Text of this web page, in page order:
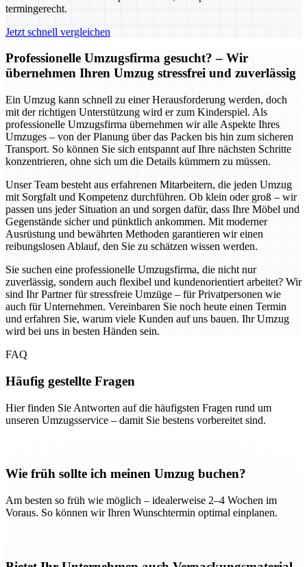
termingerecht.
Jetzt schnell vergleichen
Professionelle Umzugsfirma gesucht? – Wir
übernehmen Ihren Umzug stressfrei und zuverlässig
Ein Umzug kann schnell zu einer Herausforderung werden, doch
mit der richtigen Unterstützung wird er zum Kinderspiel. Als
professionelle Umzugsfirma übernehmen wir alle Aspekte Ihres
Umzuges – von der Planung über das Packen bis hin zum sicheren
Transport. So können Sie sich entspannt auf Ihre nächsten Schritte
konzentrieren, ohne sich um die Details kümmern zu müssen.
Unser Team besteht aus erfahrenen Mitarbeitern, die jeden Umzug
mit Sorgfalt und Kompetenz durchführen. Ob klein oder groß – wir
passen uns jeder Situation an und sorgen dafür, dass Ihre Möbel und
Gegenstände sicher und pünktlich ankommen. Mit moderner
Ausrüstung und bewährten Methoden garantieren wir einen
reibungslosen Ablauf, den Sie zu schätzen wissen werden.
Sie suchen eine professionelle Umzugsfirma, die nicht nur
zuverlässig, sondern auch flexibel und kundenorientiert arbeitet? Wir
sind Ihr Partner für stressfreie Umzüge – für Privatpersonen wie
auch für Unternehmen. Vereinbaren Sie noch heute einen Termin
und erfahren Sie, warum viele Kunden auf uns bauen. Ihr Umzug
wird bei uns in besten Händen sein.
FAQ
Häufig gestellte Fragen
Hier finden Sie Antworten auf die häufigsten Fragen rund um
unseren Umzugsservice – damit Sie bestens vorbereitet sind.
Wie früh sollte ich meinen Umzug buchen?
Am besten so früh wie möglich – idealerweise 2–4 Wochen im
Voraus. So können wir Ihren Wunschtermin optimal einplanen.